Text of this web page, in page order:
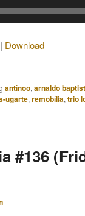
| Download
antínoo,arnaldo
ugarte,remobília,trio
#136